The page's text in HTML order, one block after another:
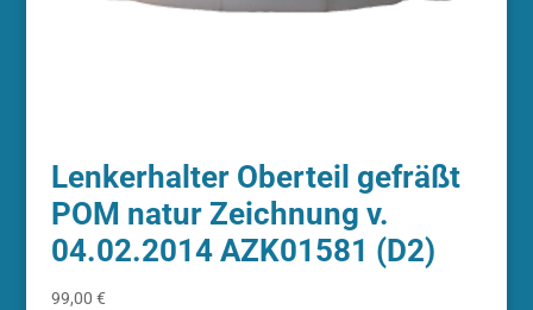
Lenkerhalter Oberteil gefräßt
POM natur Zeichnung v.
04.02.2014 AZK01581 (D2)
99,00 €